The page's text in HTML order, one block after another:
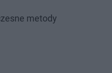
metody